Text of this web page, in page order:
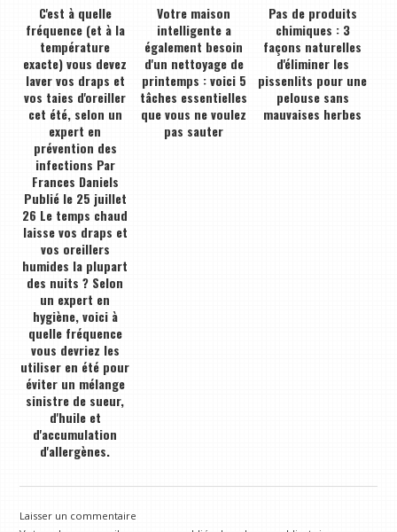
C'est à quelle
fréquence (et à la
température
exacte) vous devez
laver vos draps et
vos taies d'oreiller
cet été, selon un
expert en
prévention des
infections Par
Frances Daniels
Publié le 25 juillet
26 Le temps chaud
laisse vos draps et
vos oreillers
humides la plupart
des nuits ? Selon
un expert en
hygiène, voici à
quelle fréquence
vous devriez les
utiliser en été pour
éviter un mélange
sinistre de sueur,
d'huile et
d'accumulation
d'allergènes.
Votre maison
intelligente a
également besoin
d'un nettoyage de
printemps : voici 5
tâches essentielles
que vous ne voulez
pas sauter
Pas de produits
chimiques : 3
façons naturelles
d'éliminer les
pissenlits pour une
pelouse sans
mauvaises herbes
Laisser un commentaire